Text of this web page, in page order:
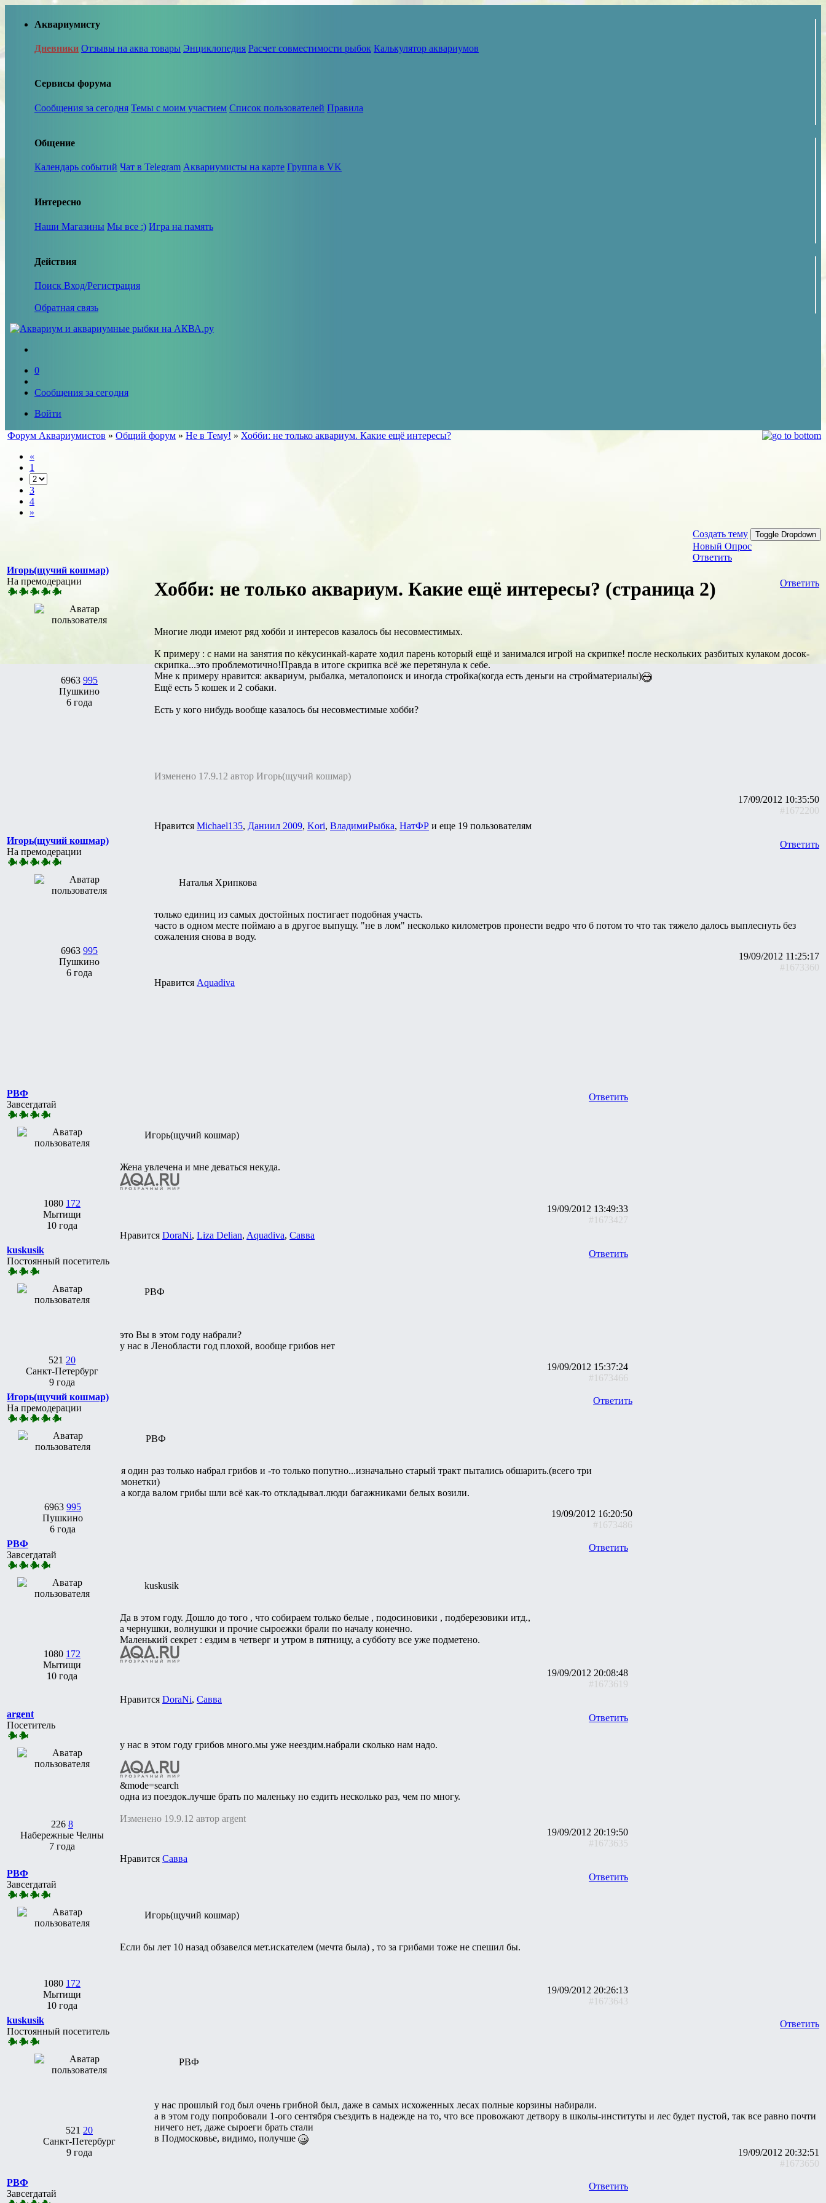
Аквариумисту
Дневники Отзывы на аква товары Энциклопедия Расчет совместимости рыбок Калькулятор аквариумов
Сервисы форума
Сообщения за сегодня Темы с моим участием Список пользователей Правила
Общение
Календарь событий Чат в Telegram Аквариумисты на карте Группа в VK
Интересно
Наши Магазины Мы все :) Игра на память
Действия
Поиск Вход/Регистрация
Обратная связь
0
Сообщения за сегодня
Войти
Форум Аквариумистов » Общий форум » Не в Тему! » Хобби: не только аквариум. Какие ещё интересы?
«
1
3
4
»
Создать тему Toggle Dropdown
Новый Опрос
Ответить
Игорь(щучий кошмар)
На премодерации
6963 995
Пушкино
6 года
Ответить
Хобби: не только аквариум. Какие ещё интересы? (страница 2)
Многие люди имеют ряд хобби и интересов казалось бы несовместимых.
К примеру : с нами на занятия по кёкусинкай-карате ходил парень который ещё и занимался игрой на скрипке! после нескольких разбитых кулаком досок-
скрипка...это проблемотично!Правда в итоге скрипка всё же перетянула к себе.
Мне к примеру нравится: аквариум, рыбалка, металопоиск и иногда стройка(когда есть деньги на стройматериалы)
Ещё есть 5 кошек и 2 собаки.
Есть у кого нибудь вообще казалось бы несовместимые хобби?
Изменено 17.9.12 автор Игорь(щучий кошмар)
17/09/2012 10:35:50
#1672200
Нравится Michael135, Даниил 2009, Kori, ВладимиРыбка, НатФР и еще 19 пользователям
Игорь(щучий кошмар)
На премодерации
6963 995
Пушкино
6 года
Ответить
Наталья Хрипкова
только единиц из самых достойных постигает подобная участь.
часто в одном месте поймаю а в другое выпущу. "не в лом" несколько километров пронести ведро что б потом то что так тяжело далось выплеснуть без
сожаления снова в воду.
19/09/2012 11:25:17
#1673360
Нравится Aquadiva
РВФ
Завсегдатай
1080 172
Мытищи
10 года
Ответить
Игорь(щучий кошмар)
Жена увлечена и мне деваться некуда.
19/09/2012 13:49:33
#1673427
Нравится DoraNi, Liza Delian, Aquadiva, Савва
kuskusik
Постоянный посетитель
521 20
Санкт-Петербург
9 года
Ответить
РВФ
это Вы в этом году набрали?
у нас в Ленобласти год плохой, вообще грибов нет
19/09/2012 15:37:24
#1673466
Игорь(щучий кошмар)
На премодерации
6963 995
Пушкино
6 года
Ответить
РВФ
я один раз только набрал грибов и -то только попутно...изначально старый тракт пытались обшарить.(всего три
монетки)
а когда валом грибы шли всё как-то откладывал.люди багажниками белых возили.
19/09/2012 16:20:50
#1673486
РВФ
Завсегдатай
1080 172
Мытищи
10 года
Ответить
kuskusik
Да в этом году. Дошло до того , что собираем только белые , подосиновики , подберезовики итд.,
а чернушки, волнушки и прочие сыроежки брали по началу конечно.
Маленький секрет : ездим в четверг и утром в пятницу, а субботу все уже подметено.
19/09/2012 20:08:48
#1673619
Нравится DoraNi, Савва
argent
Посетитель
226 8
Набережные Челны
7 года
Ответить
у нас в этом году грибов много.мы уже неездим.набрали сколько нам надо.
&mode=search
одна из поездок.лучше брать по маленьку но ездить несколько раз, чем по многу.
Изменено 19.9.12 автор argent
19/09/2012 20:19:50
#1673635
Нравится Савва
РВФ
Завсегдатай
1080 172
Мытищи
10 года
Ответить
Игорь(щучий кошмар)
Если бы лет 10 назад обзавелся мет.искателем (мечта была) , то за грибами тоже не спешил бы.
19/09/2012 20:26:13
#1673643
kuskusik
Постоянный посетитель
521 20
Санкт-Петербург
9 года
Ответить
РВФ
у нас прошлый год был очень грибной был, даже в самых исхоженных лесах полные корзины набирали.
а в этом году попробовали 1-ого сентября съездить в надежде на то, что все провожают детвору в школы-институты и лес будет пустой, так все равно почти
ничего нет, даже сыроеги брать стали
в Подмосковье, видимо, получше
19/09/2012 20:32:51
#1673650
РВФ
Завсегдатай
Ответить